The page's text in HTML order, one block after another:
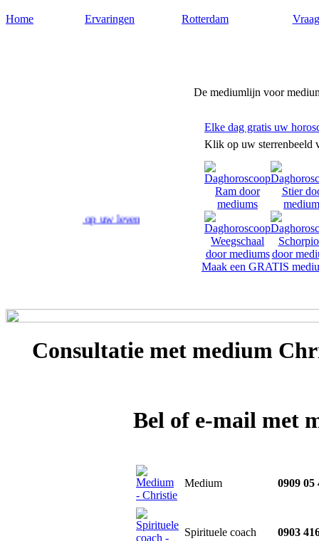
Home Ervaringen Rotterdam
De mediumlijn voor
op uw levensvragen.
Elke dag gratis uw
Klik op uw sterrenbeeld
Maak een GRATIS
Consultatie met medium
Bel of e-mail met
Medium 0909 05
Spirituele coach 0903